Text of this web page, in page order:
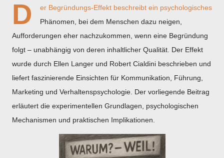
D
er Begründungs-Effekt beschreibt ein psychologisches
Phänomen, bei dem Menschen dazu neigen,
Aufforderungen eher nachzukommen, wenn eine Begründung
folgt – unabhängig von deren inhaltlicher Qualität. Der Effekt
wurde durch Ellen Langer und Robert Cialdini beschrieben und
liefert faszinierende Einsichten für Kommunikation, Führung,
Marketing und Verhaltenspsychologie. Der vorliegende Beitrag
erläutert die experimentellen Grundlagen, psychologischen
Mechanismen und praktischen Implikationen.